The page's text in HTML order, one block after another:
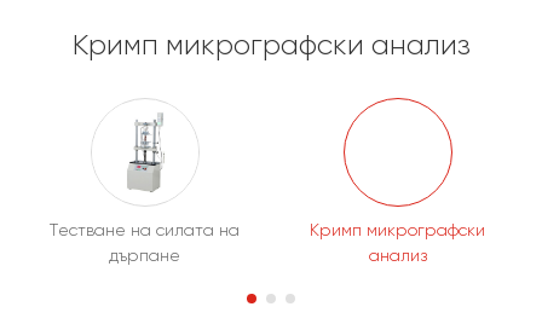
Кримп микрографски анализ
Тестване на силата на
дърпане
Кримп микрографски
анализ